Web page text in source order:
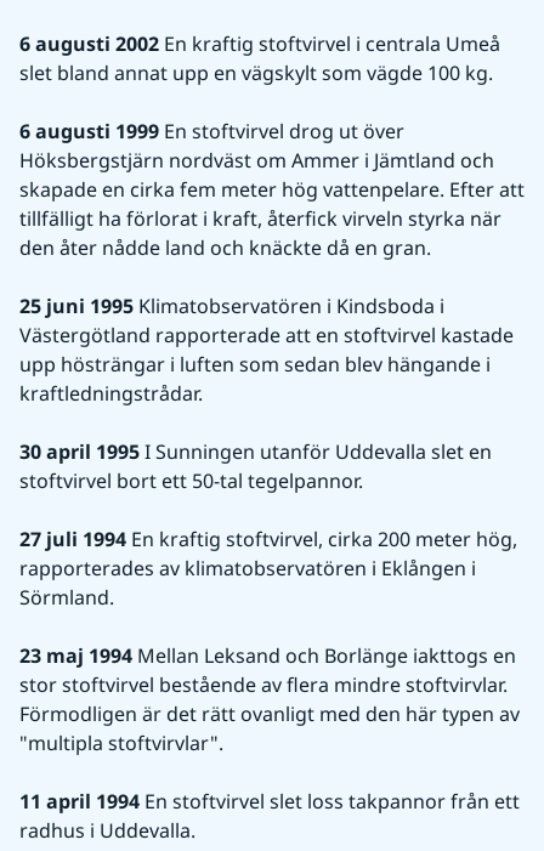
6 augusti 2002 En kraftig stoftvirvel i centrala Umeå
slet bland annat upp en vägskylt som vägde 100 kg.
6 augusti 1999 En stoftvirvel drog ut över
Höksbergstjärn nordväst om Ammer i Jämtland och
skapade en cirka fem meter hög vattenpelare. Efter att
tillfälligt ha förlorat i kraft, återfick virveln styrka när
den åter nådde land och knäckte då en gran.
25 juni 1995 Klimatobservatören i Kindsboda i
Västergötland rapporterade att en stoftvirvel kastade
upp hösträngar i luften som sedan blev hängande i
kraftledningstrådar.
30 april 1995 I Sunningen utanför Uddevalla slet en
stoftvirvel bort ett 50-tal tegelpannor.
27 juli 1994 En kraftig stoftvirvel, cirka 200 meter hög,
rapporterades av klimatobservatören i Eklången i
Sörmland.
23 maj 1994 Mellan Leksand och Borlänge iakttogs en
stor stoftvirvel bestående av flera mindre stoftvirvlar.
Förmodligen är det rätt ovanligt med den här typen av
"multipla stoftvirvlar".
11 april 1994 En stoftvirvel slet loss takpannor från ett
radhus i Uddevalla.